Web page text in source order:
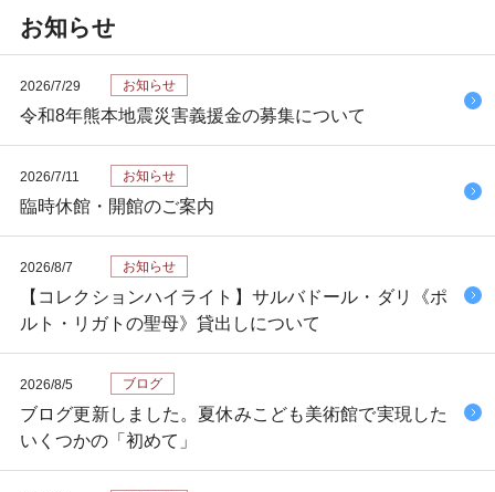
お知らせ
2026/7/29 お知らせ
令和8年熊本地震災害義援金の募集について
2026/7/11 お知らせ
臨時休館・開館のご案内
2026/8/7 お知らせ
【コレクションハイライト】サルバドール・ダリ《ポ
ルト・リガトの聖母》貸出しについて
2026/8/5 ブログ
ブログ更新しました。夏休みこども美術館で実現した
いくつかの「初めて」